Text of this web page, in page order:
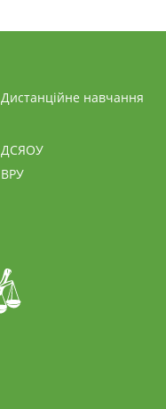
Дистанційне навчання
ДСЯОУ
ВРУ